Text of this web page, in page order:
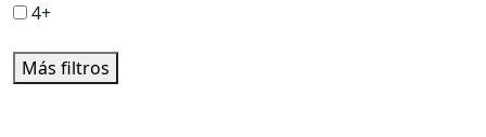
4+
Más filtros